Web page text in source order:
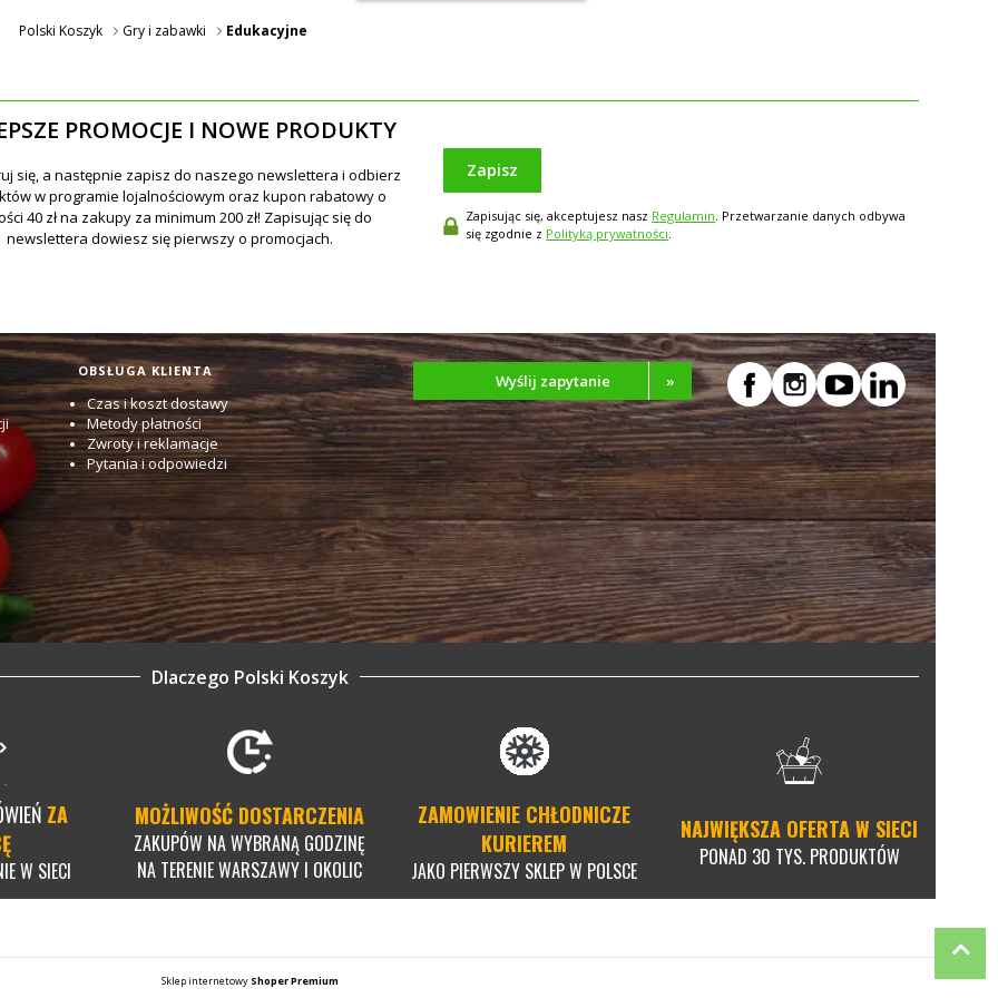
Polski Koszyk Gry i zabawki Edukacyjne
PROMOCJE I NOWE PRODUKTY
Zapisz
Zapisując się, akceptujesz nasz Regulamin. Przetwarzanie danych odbywa
się zgodnie z Polityką prywatności.
OBSŁUGA KLIENTA
Czas i koszt dostawy
Metody płatności
Zwroty i reklamacje
Pytania i odpowiedzi
Wyślij zapytanie »
Dlaczego Polski Koszyk
ZA
W SIECI
MOŻLIWOŚĆ DOSTARCZENIA
ZAKUPÓW NA WYBRANĄ GODZINĘ
NA TERENIE WARSZAWY I OKOLIC
ZAMOWIENIE CHŁODNICZE
KURIEREM
JAKO PIERWSZY SKLEP W POLSCE
NAJWIĘKSZA OFERTA W SIECI
PONAD 30 TYS. PRODUKTÓW
Sklep internetowy Shoper Premium